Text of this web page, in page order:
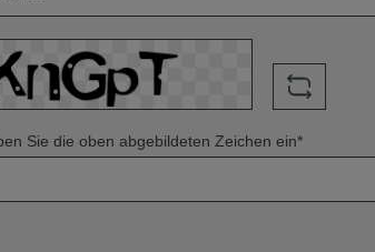
Sie die oben abgebildeten Zeichen ein*